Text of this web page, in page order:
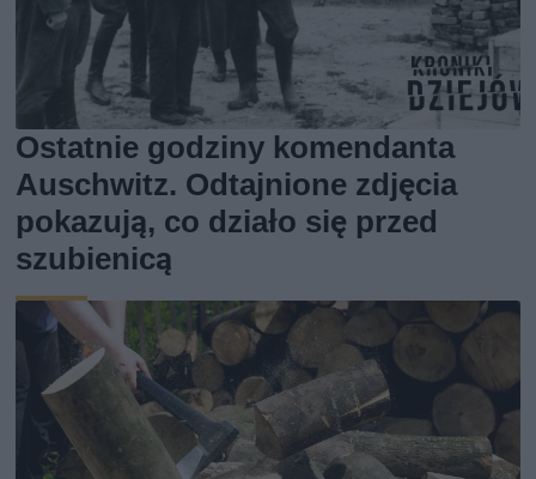
Ostatnie godziny komendanta
Auschwitz. Odtajnione zdjęcia
pokazują, co działo się przed
szubienicą